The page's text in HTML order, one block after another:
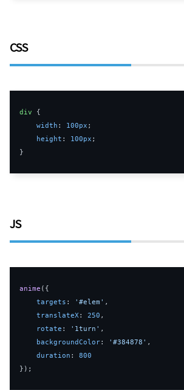
CSS
div {
width : 100px ;
height : 100px ;
JS
anime ({
targets : '#elem' ,
translateX : 250 ,
rotate : '1turn' ,
backgroundColor: '#384878' ,
duration : 800